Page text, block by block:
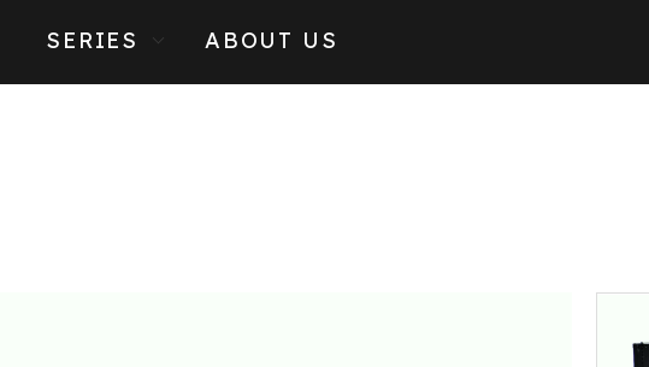
SERIES ABOUT US